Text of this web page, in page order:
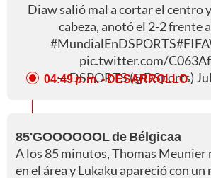
Diaw salió mal a cortar el centro
cabeza, anotó el 2-2 frente
#MundialEnDSPORTS
pic.twitter.com/
— DSPORTS (@DSports)
04:49 p. m.- DESARROLLO
85'GOOOOOOL de Bélgicaa
A los 85 minutos, Thomas Meunier
en el área y Lukaku apareció con un